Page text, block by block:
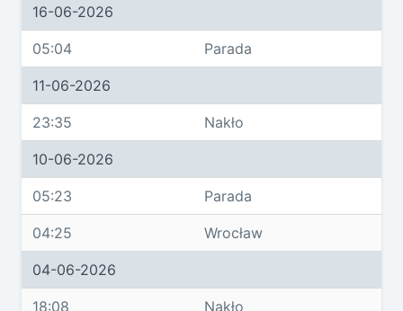
16-06-2026
05:04 Parada
11-06-2026
23:35 Nakło
10-06-2026
05:23 Parada
04:25 Wrocław
04-06-2026
18:08 Nakło